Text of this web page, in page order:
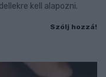
kell alapozni.
Szólj hozzá!